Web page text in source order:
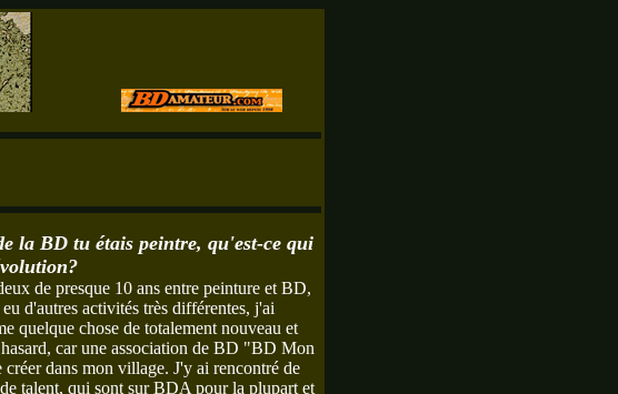
la BD tu étais peintre, qu'est-ce qui
de presque 10 ans entre peinture et BD,
d'autres activités très différentes, j'ai
quelque chose de totalement nouveau et
car une association de BD "BD Mon
dans mon village. J'y ai rencontré de
talent, qui sont sur BDA pour la plupart et